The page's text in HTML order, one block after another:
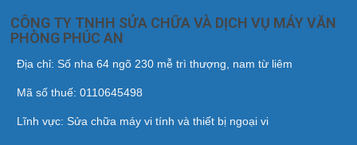
CÔNG TY TNHH SỬA CHỮA VÀ DỊCH VỤ MÁY VĂN
PHÒNG PHÚC AN
Địa chỉ: Số nha 64 ngõ 230 mễ trì thượng, nam từ liêm
Mã số thuế: 0110645498
Lĩnh vực: Sửa chữa máy vi tính và thiết bị ngoại vi